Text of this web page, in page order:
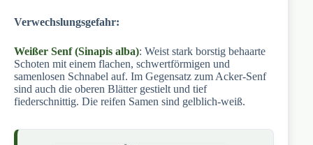
Verwechslungsgefahr:
Weißer Senf (Sinapis alba): Weist stark borstig behaarte
Schoten mit einem flachen, schwertförmigen und
samenlosen Schnabel auf. Im Gegensatz zum Acker-Senf
sind auch die oberen Blätter gestielt und tief
fiederschnittig. Die reifen Samen sind gelblich-weiß.